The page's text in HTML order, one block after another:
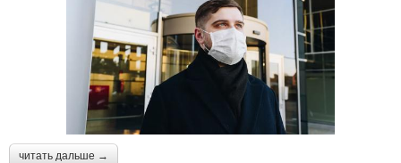
читать дальше →